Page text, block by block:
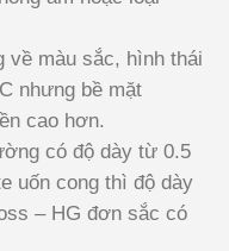
về màu sắc, hình thái
nhưng bề mặt
cao hơn.
có độ dày từ 0.5
uốn cong thì độ dày
– HG đơn sắc có